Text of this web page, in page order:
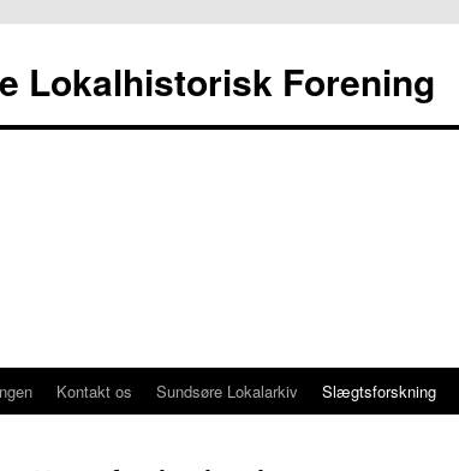
Lokalhistorisk Forening
Kontakt os Sundsøre Lokalarkiv Slægtsforskning